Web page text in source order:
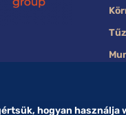
hogyan